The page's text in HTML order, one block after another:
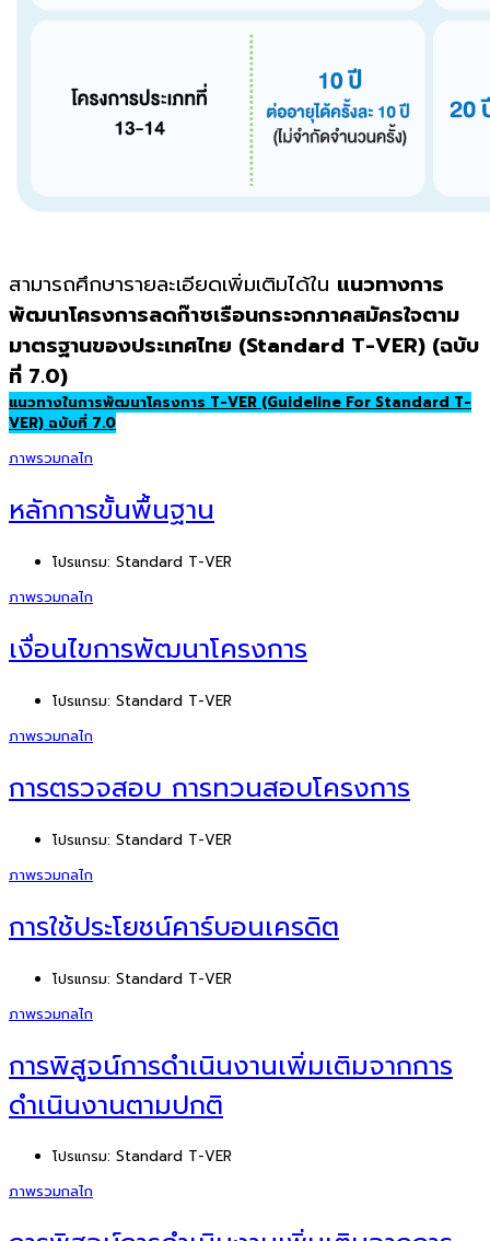
สามารถศึกษารายละเอียดเพิ่มเติมได้ใน แนวทางการ
พัฒนาโครงการลดก๊าซเรือนกระจกภาคสมัครใจตาม
มาตรฐานของประเทศไทย (Standard T-VER) (ฉบับ
ที่ 7.0)
แนวทางในการพัฒนาโครงการ T-VER (Guideline For Standard T-
VER) ฉบับที่ 7.0
ภาพรวมกลไก
หลักการขั้นพื้นฐาน
โปรแกรม: Standard T-VER
ภาพรวมกลไก
เงื่อนไขการพัฒนาโครงการ
โปรแกรม: Standard T-VER
ภาพรวมกลไก
การตรวจสอบ การทวนสอบโครงการ
โปรแกรม: Standard T-VER
ภาพรวมกลไก
การใช้ประโยชน์คาร์บอนเครดิต
โปรแกรม: Standard T-VER
ภาพรวมกลไก
การพิสูจน์การดำเนินงานเพิ่มเติมจากการ
ดำเนินงานตามปกติ
โปรแกรม: Standard T-VER
ภาพรวมกลไก